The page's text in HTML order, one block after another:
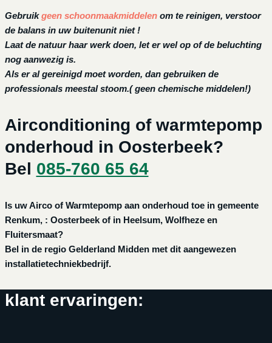
Gebruikgeen schoonmaakmiddelen om te reinigen, verstoor
de balans in uw buitenunit niet !
Laat de natuur haar werk doen, let er wel op of de beluchting
nog aanwezig is.
Als er al gereinigd moet worden, dan gebruiken de
professionals meestal stoom.( geen chemische middelen!)
Airconditioning of warmtepomp
onderhoud in Oosterbeek?
Bel 085-760 65 64
Is uw Airco of Warmtepomp aan onderhoud toe in gemeente
Renkum, : Oosterbeek of in Heelsum, Wolfheze en
Fluitersmaat?
Bel in de regio Gelderland Midden met dit aangewezen
installatietechniekbedrijf.
klant ervaringen: